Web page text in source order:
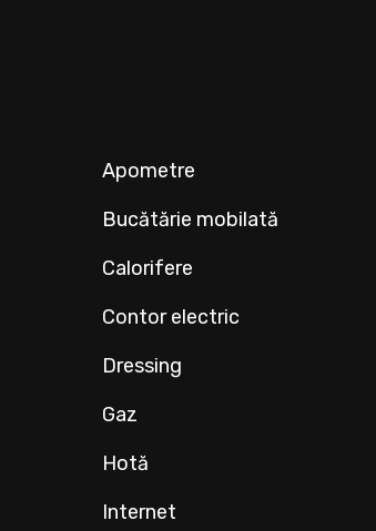
Apometre
Bucătărie mobilată
Calorifere
Contor electric
Dressing
Gaz
Hotă
Internet